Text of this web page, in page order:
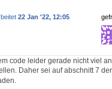
22 Jan '22, 12:05
code leider gerade nicht viel
Daher sei auf abschnitt 7